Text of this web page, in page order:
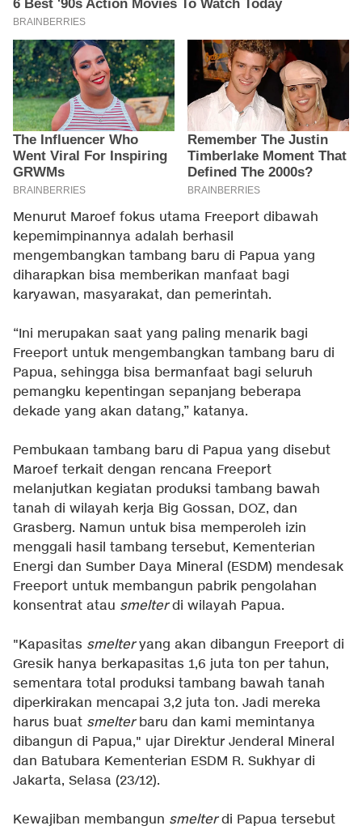
Menurut Maroef fokus utama Freeport dibawah
kepemimpinannya adalah berhasil
mengembangkan tambang baru di Papua yang
diharapkan bisa memberikan manfaat bagi
karyawan, masyarakat, dan pemerintah.
“Ini merupakan saat yang paling menarik bagi
Freeport untuk mengembangkan tambang baru di
Papua, sehingga bisa bermanfaat bagi seluruh
pemangku kepentingan sepanjang beberapa
dekade yang akan datang,” katanya.
Pembukaan tambang baru di Papua yang disebut
Maroef terkait dengan rencana Freeport
melanjutkan kegiatan produksi tambang bawah
tanah di wilayah kerja Big Gossan, DOZ, dan
Grasberg. Namun untuk bisa memperoleh izin
menggali hasil tambang tersebut, Kementerian
Energi dan Sumber Daya Mineral (ESDM) mendesak
Freeport untuk membangun pabrik pengolahan
konsentrat atau smelterdi wilayah Papua.
"Kapasitas smelteryang akan dibangun Freeport di
Gresik hanya berkapasitas 1,6 juta ton per tahun,
sementara total produksi tambang bawah tanah
diperkirakan mencapai 3,2 juta ton. Jadi mereka
harus buat smelterbaru dan kami memintanya
dibangun di Papua," ujar Direktur Jenderal Mineral
dan Batubara Kementerian ESDM R. Sukhyar di
Jakarta, Selasa (23/12).
Kewajiban membangun smelterdi Papua tersebut